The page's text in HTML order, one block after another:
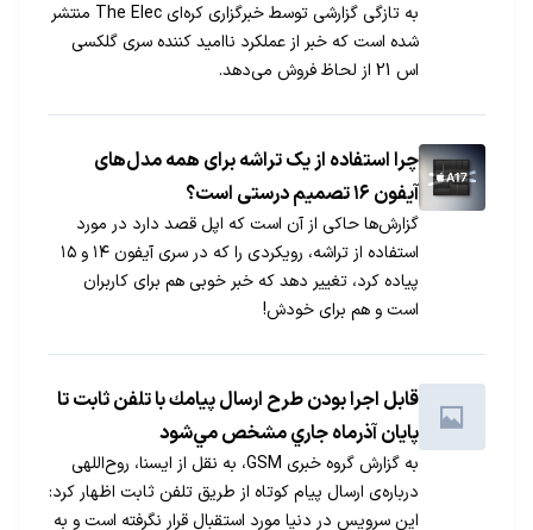
به تازگی گزارشی توسط خبرگزاری کره‌ای The Elec منتشر
شده است که خبر از عملکرد ناامید کننده سری گلکسی
اس 21 از لحاظ فروش می‌دهد.
چرا استفاده از یک تراشه برای همه مدل‌های
آیفون ۱۶ تصمیم درستی است؟
گزارش‌ها حاکی از آن است که اپل قصد دارد در مورد
استفاده از تراشه، رویکردی را که در سری آیفون ۱۴ و ۱۵
پیاده کرد، تغییر دهد که خبر خوبی هم برای کاربران
است و هم برای خودش!
قابل اجرا بودن طرح ارسال پيامك با تلفن ثابت تا
پايان آذرماه جاري مشخص مي‌شود
به گزارش گروه خبری GSM، به نقل از ایسنا، روح‌اللهی
درباره‌ی ارسال پیام كوتاه از طریق تلفن ثابت اظهار كرد:
این سرویس در دنیا مورد استقبال قرار نگرفته است و به